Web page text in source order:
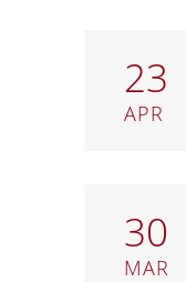
23
APR
30
MAR